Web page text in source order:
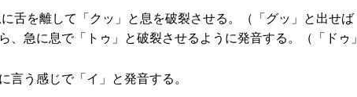
舌を離して「クッ」と息を破裂させる。（「グッ」と出せば
、急に息で「トゥ」と破裂させるように発音する。（「ドゥ
言う感じで「イ」と発音する。